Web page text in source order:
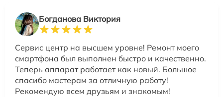
Богданова Виктория
Сервис центр на высшем уровне! Ремонт моего
смартфона был выполнен быстро и качественно.
Теперь аппарат работает как новый. Большое
спасибо мастерам за отличную работу!
Рекомендую всем друзьям и знакомым!